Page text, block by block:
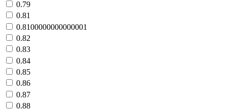
0.79
0.81
0.8100000000000001
0.82
0.83
0.84
0.85
0.86
0.87
0.88